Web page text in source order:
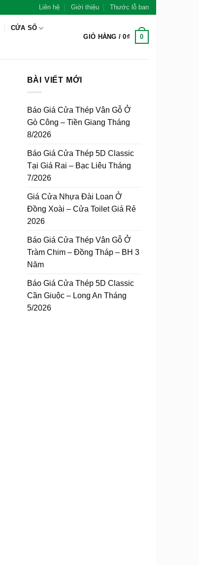
Liên hệ Giới thiệu Thước lỗ ban
CỬA SỔ
GIỎ HÀNG /0₫ 0
BÀI VIẾT MỚI
Báo Giá Cửa Thép Vân Gỗ Ở
Gò Công – Tiền Giang Tháng
8/2026
Báo Giá Cửa Thép 5D Classic
Tại Giá Rai – Bạc Liêu Tháng
7/2026
Giá Cửa Nhựa Đài Loan Ở
Đồng Xoài – Cửa Toilet Giá Rẻ
2026
Báo Giá Cửa Thép Vân Gỗ Ở
Tràm Chim – Đồng Tháp – BH 3
Năm
Báo Giá Cửa Thép 5D Classic
Cần Giuộc – Long An Tháng
5/2026